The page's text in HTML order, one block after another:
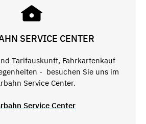
SERVICE CENTER
Tarifauskunft, Fahrkartenkauf
- besuchen Sie uns im
Service Center.
Service Center